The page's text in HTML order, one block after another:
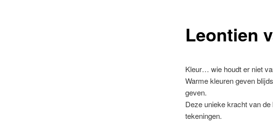
Leontien
Kleur… wie houdt er niet
Warme kleuren geven
geven.
Deze unieke kracht van
tekeningen.